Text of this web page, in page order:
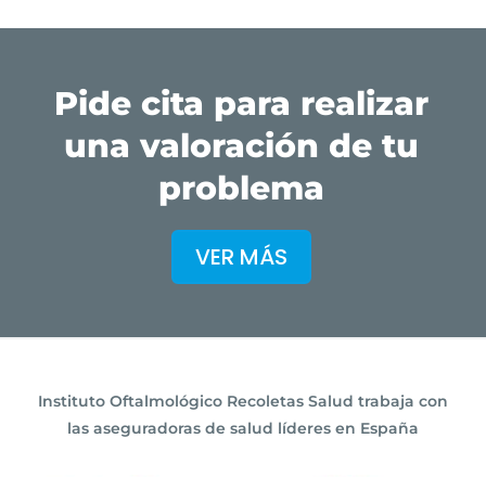
Pide cita para realizar
una valoración de tu
problema
VER MÁS
Instituto Oftalmológico Recoletas Salud trabaja con
las aseguradoras de salud líderes en España